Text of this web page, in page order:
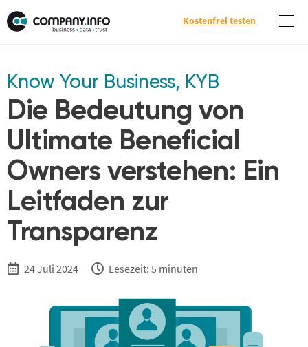
Kostenfrei testen
Know Your Business, KYB
Die Bedeutung von
Ultimate Beneficial
Owners verstehen: Ein
Leitfaden zur
Transparenz
24 Juli 2024 Lesezeit: 5 minuten